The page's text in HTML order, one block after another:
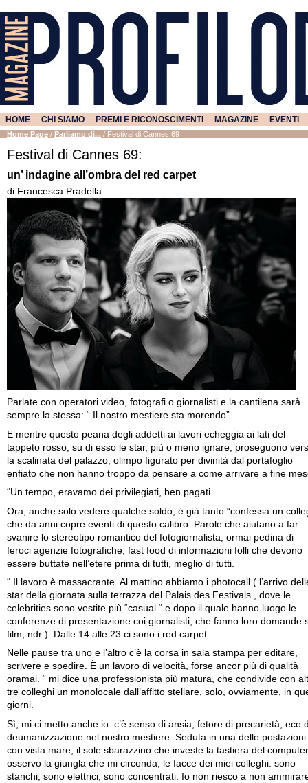
HOME CHI SIAMO PREMI E RICONOSCIMENTI MAGAZINE EVENTI
Home Page / Parliamo di... / Festival di Cannes 69
Festival di Cannes 69:
un’ indagine all’ombra del red carpet
di Francesca Pradella
Parlate con operatori video, fotografi o giornalisti e la cantilena sarà
sempre la stessa: “ Il nostro mestiere sta morendo”.
E mentre questo peana degli addetti ai lavori echeggia ai lati del
tappeto rosso, su di esso le star, più o meno ignare, proseguono
la scalinata del palazzo, olimpo figurato per divinità dal portafoglio
enfiato che non hanno troppo da pensare a come arrivare a fine
“Un tempo, eravamo dei privilegiati, ben pagati.
Ora, anche solo vedere qualche soldo, è già tanto “confessa un
che da anni copre eventi di questo calibro. Parole che aiutano a far
svanire lo stereotipo romantico del fotogiornalista, ormai pedina di
feroci agenzie fotografiche, fast food di informazioni folli che devono
essere buttate nell’etere prima di tutti, meglio di tutti.
“ Il lavoro è massacrante. Al mattino abbiamo i photocall ( l’arrivo
star della giornata sulla terrazza del Palais des Festivals , dove le
celebrities sono vestite più “casual “ e dopo il quale hanno luogo le
conferenze di presentazione coi giornalisti, che fanno loro domande
film, ndr ). Dalle 14 alle 23 ci sono i red carpet.
Nelle pause tra uno e l’altro c’è la corsa in sala stampa per editare,
scrivere e spedire. È un lavoro di velocità, forse ancor più di qualità
oramai. “ mi dice una professionista più matura, che condivide con
tre colleghi un monolocale dall’affitto stellare, solo, ovviamente, in
giorni.
Sì, mi ci metto anche io: c’è senso di ansia, fetore di precarietà, eco
deumanizzazione nel nostro mestiere. Seduta in una delle postazioni
con vista mare, il sole sbarazzino che investe la tastiera del
osservo la giungla che mi circonda, le facce dei miei colleghi: sono
stanchi, sono elettrici, sono concentrati. Io non riesco a non